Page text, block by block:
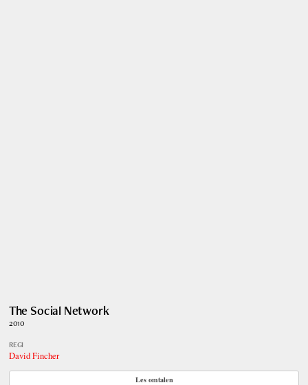
The Social Network
2010
REGI
David Fincher
Les omtalen